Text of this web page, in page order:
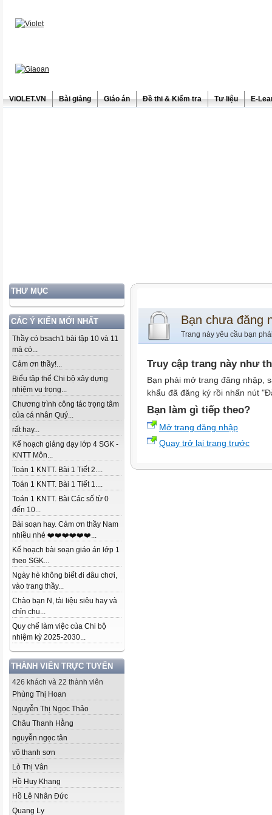
ViOLET.VN Bài giảng Giáo án Đề thi & Kiểm tra Tư liệu E-
THƯ MỤC
CÁC Ý KIẾN MỚI NHẤT
Thầy có bsach1 bài tập 10 và 11
mà có...
Cảm ơn thầy!...
Biểu tập thể Chi bộ xây dựng
nhiệm vụ trọng...
Chương trình công tác trọng tâm
của cá nhân Quý...
rất hay...
Kế hoạch giảng dạy lớp 4 SGK -
KNTT Môn...
Toán 1 KNTT. Bài 1 Tiết 2....
Toán 1 KNTT. Bài 1 Tiết 1....
Toán 1 KNTT. Bài Các số từ 0
đến 10...
Bài soạn hay. Cảm ơn thầy Nam
nhiều nhé ❤️❤️❤️❤️❤️❤️...
Kế hoạch bài soạn giáo án lớp 1
theo SGK...
Ngày hè không biết đi đâu chơi,
vào trang thầy...
Chào bạn N, tài liệu siêu hay và
chỉn chu...
Quy chế làm việc của Chi bộ
nhiệm kỳ 2025-2030...
THÀNH VIÊN TRỰC TUYẾN
426 khách và 22 thành viên
Phùng Thị Hoan
Nguyễn Thị Ngọc Thảo
Châu Thanh Hằng
nguyễn ngọc tân
võ thanh sơn
Lò Thị Vân
Hồ Huy Khang
Hồ Lê Nhân Đức
Quang Ly
Bạn chưa đăng
Trang này yêu cầu bạn
Truy cập trang này như
Bạn phải mở trang đăng nhập,
khẩu đã đăng ký rồi nhấn nút
Bạn làm gì tiếp theo?
Mở trang đăng nhập
Quay trở lại trang trước